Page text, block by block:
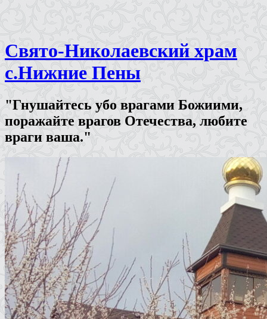
Свято-Николаевский храм
с.Нижние Пены
"Гнушайтесь убо врагами Божиими,
поражайте врагов Отечества, любите
враги ваша."